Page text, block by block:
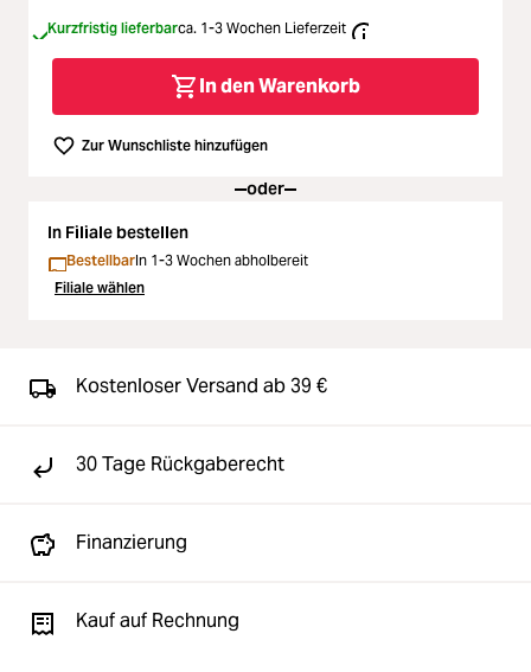
Ferngläser
Loading...
Second Hand
Loading...
SALE
Loading...
Kurzfristig lieferbarca. 1-3 Wochen Lieferzeit
In den Warenkorb
Zur Wunschliste hinzufügen
oder
In Filiale bestellen
BestellbarIn 1-3 Wochen abholbereit
Filiale wählen
Kostenloser Versand ab 39 €
30 Tage Rückgaberecht
Finanzierung
Kauf auf Rechnung